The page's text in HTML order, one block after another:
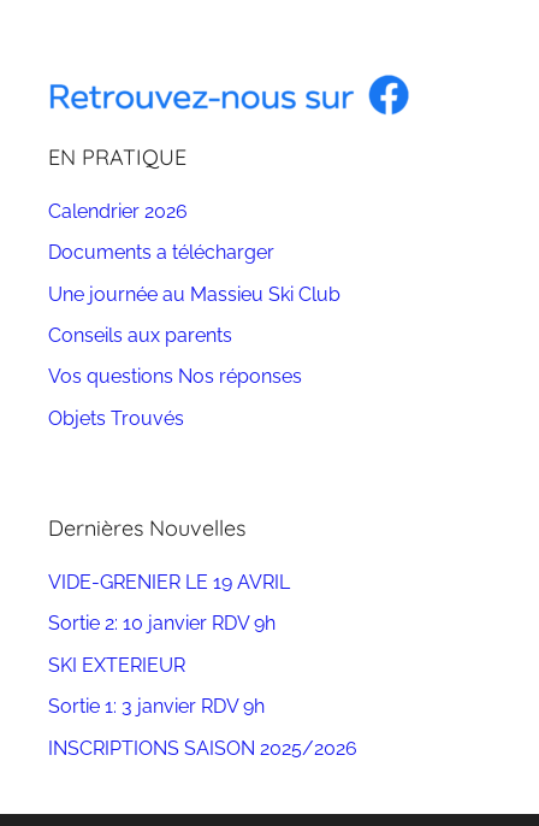
n
l
s
s
é
EN PRATIQUE
Calendrier 2026
Documents a télécharger
Une journée au Massieu Ski Club
Conseils aux parents
Vos questions Nos réponses
Objets Trouvés
Dernières Nouvelles
VIDE-GRENIER LE 19 AVRIL
Sortie 2: 10 janvier RDV 9h
SKI EXTERIEUR
Sortie 1: 3 janvier RDV 9h
INSCRIPTIONS SAISON 2025/2026